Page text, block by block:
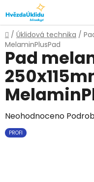
na
obsah
Domů
/ Úklidová technika /
MelaminPlusPad
Pad
Průměrné
hodnocení
Neohodnoceno
PROFI